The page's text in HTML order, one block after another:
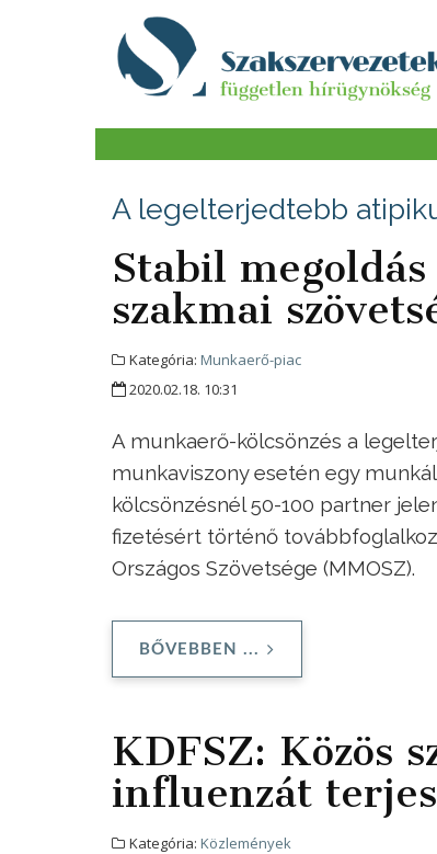
A legelterjedtebb
Stabil
szakmai
Kategória: Munkaerő-piac
2020.02.18. 10:31
A munkaerő-kölcsönzés a
munkaviszony esetén egy
kölcsönzésnél 50-100 partner
fizetésért történő
Országos Szövetsége (MMOSZ).
BŐVEBBEN ...
KDFSZ: Közös
influenzát
Kategória: Közlemények